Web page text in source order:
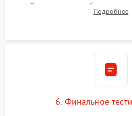
Программная калибровка
абсолютно черному телу дляПодробнее
6. Финальное